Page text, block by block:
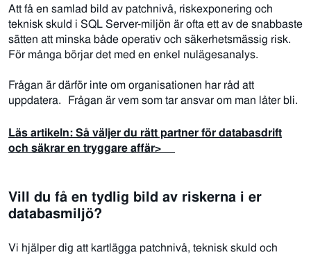
Att få en samlad bild av patchnivå, riskexponering och
teknisk skuld i SQL Server-miljön är ofta ett av de snabbaste
sätten att minska både operativ och säkerhetsmässig risk.
För många börjar det med en enkel nulägesanalys.
Frågan är därför inte om organisationen har råd att
uppdatera. Frågan är vem som tar ansvar om man låter bli.
Läs artikeln: Så väljer du rätt partner för databasdrift
och säkrar en tryggare affär>
Vill du få en tydlig bild av riskerna i er
databasmiljö?
Vi hjälper dig att kartlägga patchnivå, teknisk skuld och